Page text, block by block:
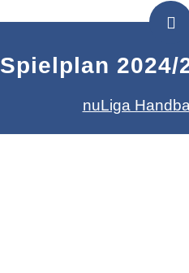
Spielplan 2024/
nuLiga